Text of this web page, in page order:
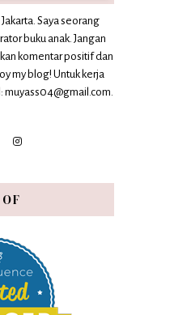
Saya seorang
buku anak. Jangan
komentar positif dan
my blog! Untuk kerja
muyass04@gmail.com.